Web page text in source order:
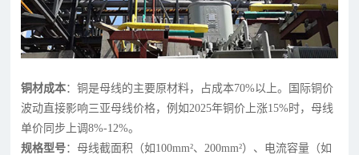
铜材成本：铜是母线的主要原材料，占成本70%以上。国际铜价
波动直接影响三亚母线价格，例如2025年铜价上涨15%时，母线
单价同步上调8%-12%。
规格型号：母线截面积（如100mm²、200mm²）、电流容量（如